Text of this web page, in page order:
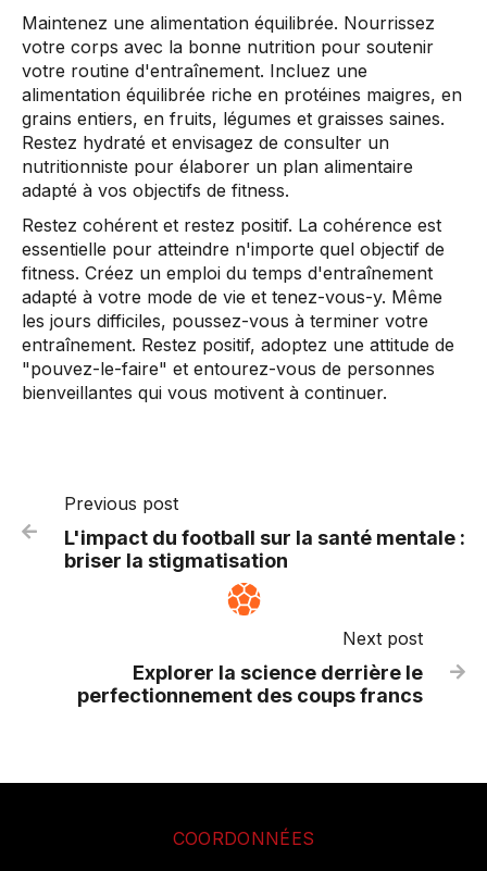
Maintenez une alimentation équilibrée. Nourrissez
votre corps avec la bonne nutrition pour soutenir
votre routine d'entraînement. Incluez une
alimentation équilibrée riche en protéines maigres, en
grains entiers, en fruits, légumes et graisses saines.
Restez hydraté et envisagez de consulter un
nutritionniste pour élaborer un plan alimentaire
adapté à vos objectifs de fitness.
Restez cohérent et restez positif. La cohérence est
essentielle pour atteindre n'importe quel objectif de
fitness. Créez un emploi du temps d'entraînement
adapté à votre mode de vie et tenez-vous-y. Même
les jours difficiles, poussez-vous à terminer votre
entraînement. Restez positif, adoptez une attitude de
"pouvez-le-faire" et entourez-vous de personnes
bienveillantes qui vous motivent à continuer.

Previous post
L'impact du football sur la santé mentale :
briser la stigmatisation
Next post
Explorer la science derrière le
perfectionnement des coups francs

COORDONNÉES